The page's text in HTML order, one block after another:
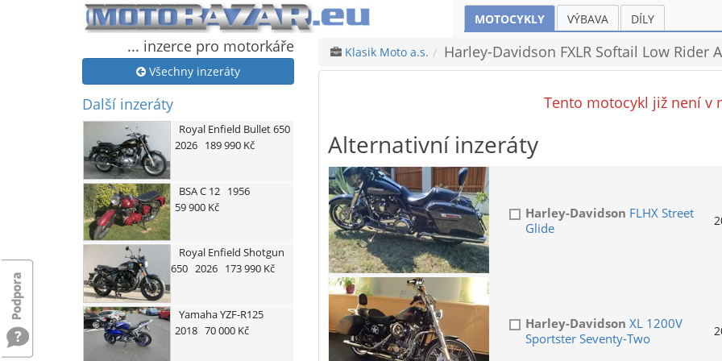
MOTOCYKLY VÝBAVA DÍLY
... inzerce pro motorkáře
Všechny inzeráty
Další inzeráty
Royal Enfield Bullet 650
2026 189 990 Kč
BSAC 12 1956
59 900 Kč
Royal Enfield Shotgun
650 2026 173 990 Kč
YamahaYZF-R125
2018 70 000 Kč
Klasik Moto a.s. Harley-Davidson FXLR Softail Low Rider
Tento motocykl již není v
Alternativní inzeráty
Harley-Davidson FLHX Street
Glide
Harley-Davidson XL 1200V
Sportster Seventy-Two